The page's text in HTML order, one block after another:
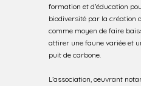
formation et d’éducation
biodiversité par la création
comme moyen de faire
attirer une faune variée et
puit de carbone.
L’association, oeuvrant